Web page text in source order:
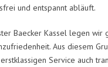
und entspannt abläuft.
Baecker Kassel legen wir
Aus diesem
Service auch